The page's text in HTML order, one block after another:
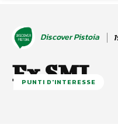
Discover Pistoia
Ex SMI
PUNTI D'INTERESSE